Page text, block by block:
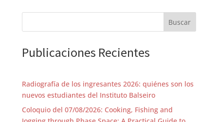
Buscar
Publicaciones Recientes
Radiografía de los ingresantes 2026: quiénes son los
nuevos estudiantes del Instituto Balseiro
Coloquio del 07/08/2026: Cooking, Fishing and